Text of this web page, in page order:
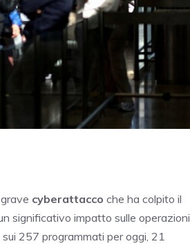
cyberattacco che ha colpito il
significativo impatto sulle operazioni
257 programmati per oggi, 21